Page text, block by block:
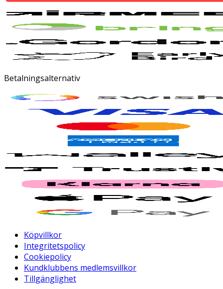
Betalningsalternativ
Köpvillkor
Integritetspolicy
Cookiepolicy
Kundklubbens medlemsvillkor
Tillgänglighet